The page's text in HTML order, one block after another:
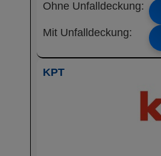
Ohne Unfalldeckung:
Mit Unfalldeckung:
KPT